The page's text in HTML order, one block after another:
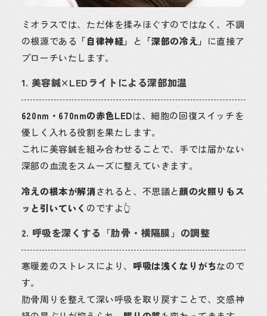
ミオラスでは、ただ体を揉みほぐすのではなく、不調
の根源である 「自律神経」 と 「深部の冷え」 に直接ア
プローチいたします。
1. 美容鍼×LEDライトによる深部加温
620nm・670nmの赤色LEDは、細胞の回復スイッチを
優しく入れる役割を果たします。
これに美容鍼を組み合わせることで、手では届かない
深部の血流をスムーズに整えていきます。
冷えの根本が解消されると、不思議と顔の火照りもス
ッと引いていく のですよ👆
2. 呼吸を深くする「肋骨・横隔膜」の調整
寒暖差のストレスにより、 呼吸は浅くなりがちなので
す。
肋骨周りを整えて深い呼吸を取り戻すことで、交感神